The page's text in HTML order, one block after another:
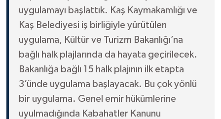
uygulamayı başlattık. Kaş Kaymakamlığı ve
Kaş Belediyesi iş birliğiyle yürütülen
uygulama, Kültür ve Turizm Bakanlığı’na
bağlı halk plajlarında da hayata geçirilecek.
Bakanlığa bağlı 15 halk plajının ilk etapta
3’ünde uygulama başlayacak. Bu çok yönlü
bir uygulama. Genel emir hükümlerine
uyulmadığında Kabahatler Kanunu